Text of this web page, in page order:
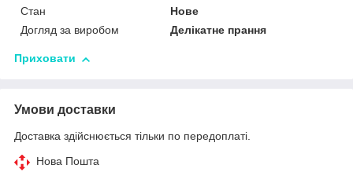
Стан
Нове
Догляд за виробом
Делікатне прання
Приховати
Умови доставки
Доставка здійснюється тільки по передоплаті.
Нова Пошта